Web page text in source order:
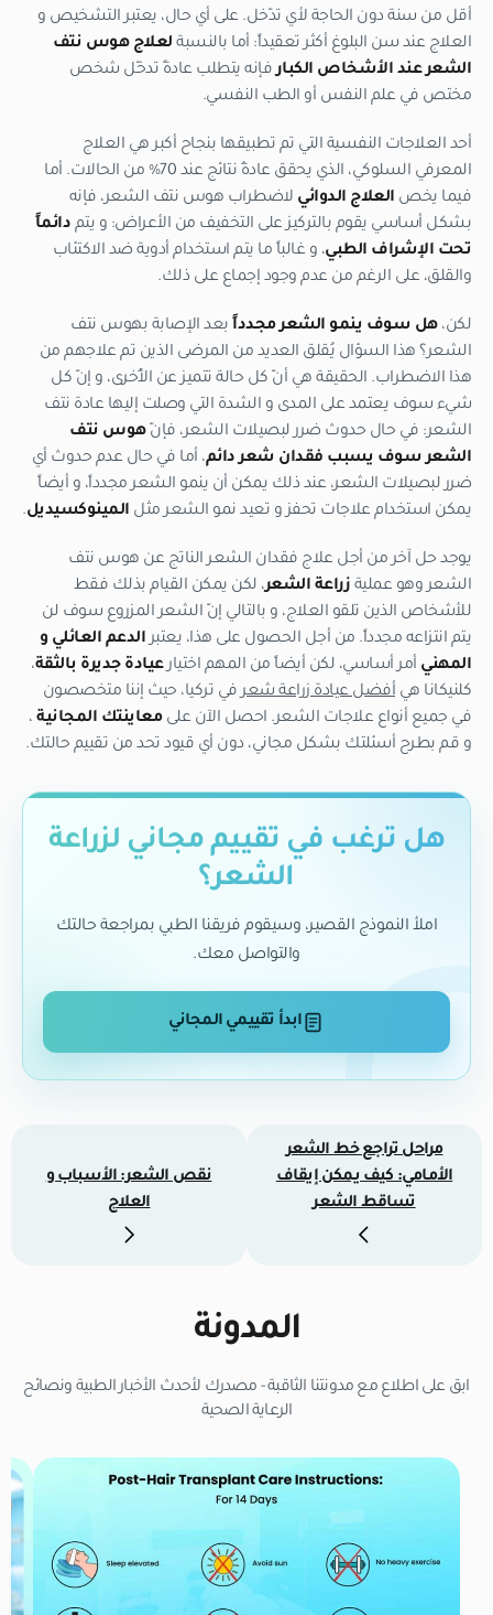
أقل من سنة دون الحاجة لأي تدّخل. على أي حال، يعتبر التشخيص و
العلاج عند سن البلوغ أكثر تعقيداً: أما بالنسبة لعلاج هوس نتف
الشعر عند الأشخاص الكبارفإنه يتطلب عادةً تدخّل شخص
مختص في علم النفس أو الطب النفسي.
أحد العلاجات النفسية التي تم تطبيقها بنجاح أكبر هي العلاج
المعرفي السلوكي، الذي يحقق عادةُ نتائج عند 70% من الحالات. أما
فيما يخص العلاج الدوائي لاضطراب هوس نتف الشعر، فإنه
بشكل أساسي يقوم بالتركيز على التخفيف من الأعراض: و يتم دائماً
تحت الإشراف الطبي، و غالباً ما يتم استخدام أدوية ضد الاكتئاب
والقلق، على الرغم من عدم وجود إجماع على ذلك.
لكن،هل سوف ينمو الشعر مجدداً بعد الإصابة بهوس نتف
الشعر؟ هذا السؤال يُقلق العديد من المرضى الذين تم علاجهم من
هذا الاضطراب. الحقيقة هي أنّ كل حالة تتميز عن الأُخرى، و إنّ كل
شيء سوف يعتمد على المدى و الشدة التي وصلت إليها عادة نتف
الشعر: في حال حدوث ضرر لبصيلات الشعر، فإنّهوس نتف
الشعر سوف يسبب فقدان شعر دائم، أما في حال عدم حدوث أي
ضرر لبصيلات الشعر، عند ذلك يمكن أن ينمو الشعر مجدداً، و أيضاً
يمكن استخدام علاجات تحفز و تعيد نمو الشعر مثل المينوكسيديل.
يوجد حل آخر من أجل علاج فقدان الشعر الناتج عن هوس نتف
الشعر وهو عملية زراعة الشعر، لكن يمكن القيام بذلك فقط
للأشخاص الذين تلقو العلاج، و بالتالي إنّ الشعر المزروع سوف لن
يتم انتزاعه مجدداً. من أجل الحصول على هذا، يعتبر الدعم العائلي و
المهني أمر أساسي، لكن أيضاً من المهم اختيارعيادة جديرة بالثقة،
كلنيكانا هي أفضل عيادة زراعة شعر في تركيا، حيث إننا متخصصون
في جميع أنواع علاجات الشعر. احصل الآن علىمعاينتك المجانية ،
و قم بطرح أسئلتك بشكل مجاني، دون أي قيود تحد من تقييم حالتك.
هل ترغب في تقييم مجاني لزراعة
الشعر؟
املأ النموذج القصير، وسيقوم فريقنا الطبي بمراجعة حالتك
والتواصل معك.
ابدأ تقييمي المجاني
مراحل تراجع خط الشعر
الأمامي: كيف يمكن إيقاف
تساقط الشعر
نقص الشعر: الأسباب و
العلاج
المدونة
ابق على اطلاع مع مدونتنا الثاقبة - مصدرك لأحدث الأخبار الطبية ونصائح
الرعاية الصحية